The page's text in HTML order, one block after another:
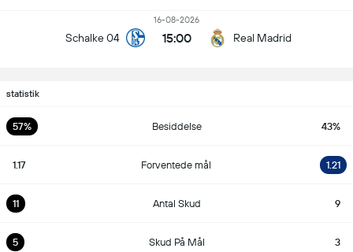
Schalke 04
16-08-2026
15:00 Real Madrid
statistik
57% Besiddelse 43%
1.17 Forventede mål 1.21
11 Antal Skud 9
5 Skud På Mål 3